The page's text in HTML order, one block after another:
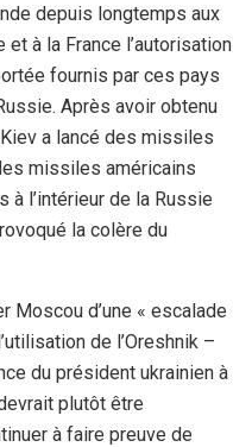
depuis longtemps aux
et à la France l’autorisation
fournis par ces pays
Après avoir obtenu
a lancé des missiles
missiles américains
à l’intérieur de la Russie
la colère du
Moscou d’une « escalade
de l’Oreshnik –
du président ukrainien à
plutôt être
à faire preuve de